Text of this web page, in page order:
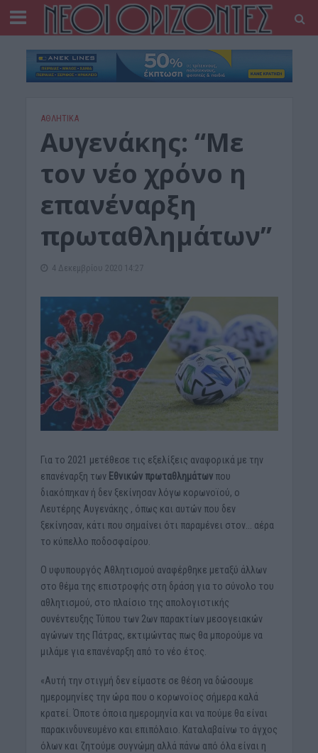
ΑΘΛΗΤΙΚΑ
Αυγενάκης: “Με
τον νέο χρόνο η
επανέναρξη
πρωταθλημάτων”
4 Δεκεμβρίου 2020 14:27
Για το 2021 μετέθεσε τις εξελίξεις αναφορικά με την
επανέναρξη των Εθνικών πρωταθλημάτωνπου
διακόπηκαν ή δεν ξεκίνησαν λόγω κορωνοϊού, ο
Λευτέρης Αυγενάκης , όπως και αυτών που δεν
ξεκίνησαν, κάτι που σημαίνει ότι παραμένει στον… αέρα
το κύπελλο ποδοσφαίρου.
Ο υφυπουργός Αθλητισμού αναφέρθηκε μεταξύ άλλων
στο θέμα της επιστροφής στη δράση για το σύνολο του
αθλητισμού, στο πλαίσιο της απολογιστικής
συνέντευξης Τύπου των 2ων παρακτίων μεσογειακών
αγώνων της Πάτρας, εκτιμώντας πως θα μπορούμε να
μιλάμε για επανέναρξη από το νέο έτος.
«Αυτή την στιγμή δεν είμαστε σε θέση να δώσουμε
ημερομηνίες την ώρα που ο κορωνοϊος σήμερα καλά
κρατεί. Όποτε όποια ημερομηνία και να πούμε θα είναι
παρακινδυνευμένο και επιπόλαιο. Καταλαβαίνω το άγχος
όλων και ζητούμε συγνώμη αλλά πάνω από όλα είναι η